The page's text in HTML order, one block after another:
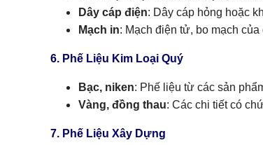
Dây cáp điện: Dây cáp hỏng hoặc
Mạch in: Mạch điện tử, bo mạch
6. Phế Liệu Kim Loại Quý
Bạc, niken: Phế liệu từ các sản
Vàng, đồng thau: Các chi tiết có
7. Phế Liệu Xây Dựng